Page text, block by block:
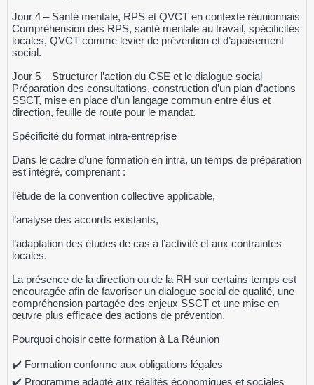
Jour 4 – Santé mentale, RPS et QVCT en contexte réunionnais
Compréhension des RPS, santé mentale au travail, spécificités
locales, QVCT comme levier de prévention et d’apaisement
social.
Jour 5 – Structurer l’action du CSE et le dialogue social
Préparation des consultations, construction d’un plan d’actions
SSCT, mise en place d’un langage commun entre élus et
direction, feuille de route pour le mandat.
Spécificité du format intra-entreprise
Dans le cadre d’une formation en intra, un temps de préparation
est intégré, comprenant :
l’étude de la convention collective applicable,
l’analyse des accords existants,
l’adaptation des études de cas à l’activité et aux contraintes
locales.
La présence de la direction ou de la RH sur certains temps est
encouragée afin de favoriser un dialogue social de qualité, une
compréhension partagée des enjeux SSCT et une mise en
œuvre plus efficace des actions de prévention.
Pourquoi choisir cette formation à La Réunion
✔️ Formation conforme aux obligations légales
✔️ Programme adapté aux réalités économiques et sociales